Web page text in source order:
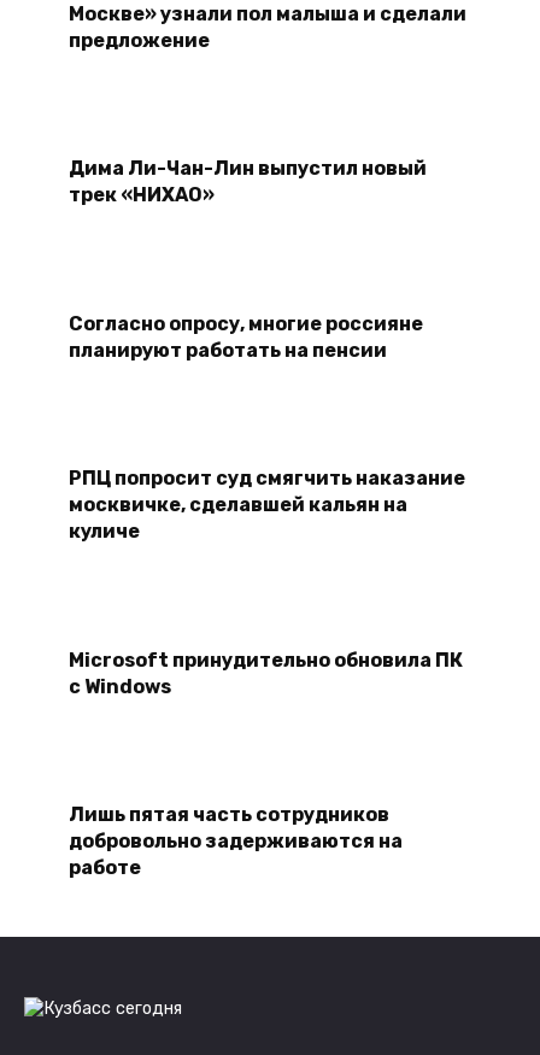
Москве» узнали пол малыша и сделали
предложение
Дима Ли-Чан-Лин выпустил новый
трек «НИХАО»
Согласно опросу, многие россияне
планируют работать на пенсии
РПЦ попросит суд смягчить наказание
москвичке, сделавшей кальян на
куличе
Microsoft принудительно обновила ПК
с Windows
Лишь пятая часть сотрудников
добровольно задерживаются на
работе